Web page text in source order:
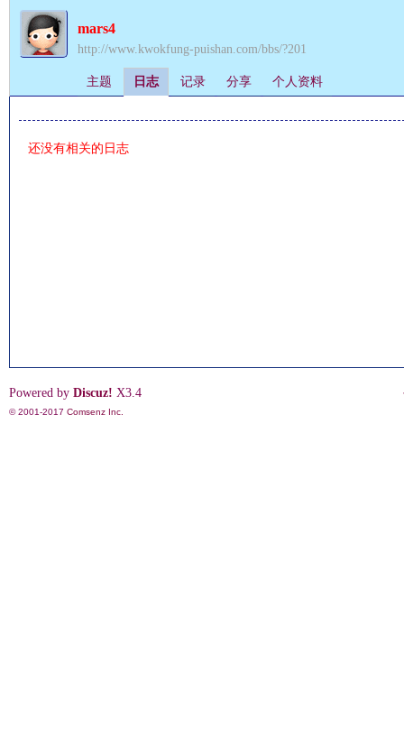
›
mars4
http://www.kwokfung-puishan.com/bbs/?201
主题 日志 记录 分享 个人资料
还没有相关的日志
Powered by Discuz! X3.4
© 2001-2017 Comsenz Inc.